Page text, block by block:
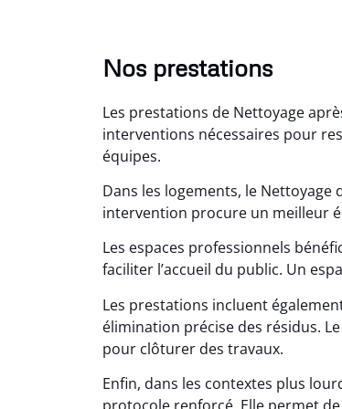
Nos prestations
Les prestations de Nettoyage
interventions nécessaires pour
équipes.
Dans les logements, le
intervention procure un meilleur
Les espaces professionnels
faciliter l’accueil du public. Un
Les prestations incluent
élimination précise des résidus.
pour clôturer des travaux.
Enfin, dans les contextes plus